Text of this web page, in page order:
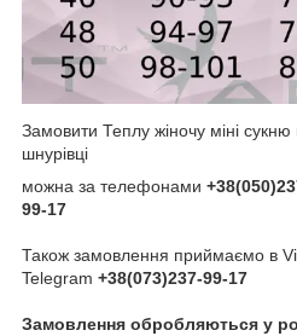
Замовити Теплу жіночу міні
шнурівці
можна за телефонами
99-17
Також замовлення приймаємо в
Telegram +38(073)237-99-17
Замовлення обробляються у